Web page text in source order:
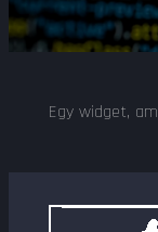
Egy widget,